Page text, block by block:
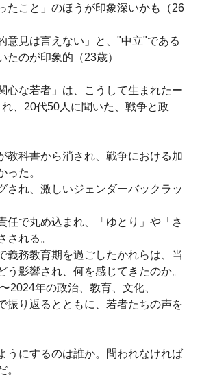
たこと」のほうが印象深いかも（26
意見は言えない」と、"中立"である
たのが印象的（23歳）
心な若者」は、こうして生まれたー
、20代50人に聞いた、戦争と政
教科書から消され、戦争における加
った。
され、激しいジェンダーバックラッ
任で丸め込まれ、「ゆとり」や「さ
される。
義務教育期を過ごしたかれらは、当
う影響され、何を感じてきたのか。
2024年の政治、教育、文化、
振り返るとともに、若者たちの声を
うにするのは誰か。問われなければ
。